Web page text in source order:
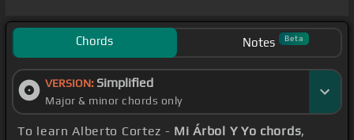
Chords Notes Beta
VERSION: Simplified
Major & minor chords only
To learn Alberto Cortez - Mi Árbol Y Yo chords,